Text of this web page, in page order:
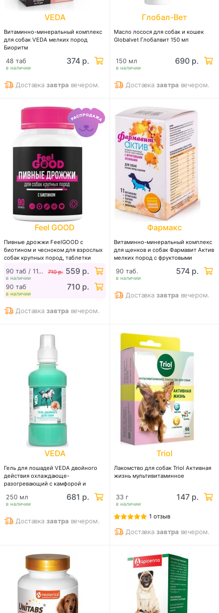
VEDA
Витаминно-минеральный комплекс
для собак VEDA мелких пород
Биоритм
в наличии
48 таб 374 р.
Доставказавтра вечером.
Глобал-Вет
Масло лосося для собак и кошек
Globalvet Глобалвит 150 мл
в наличии
150 мл 690 р.
Доставказавтра вечером.
Feel GOOD
Пивные дрожжи FeelGOOD с
биотином и чесноком для взрослых
собак крупных пород, таблетки
в наличии
90 таб / 11.2024 г 710 р. 559 р.
в наличии
90 таб 710 р.
Доставказавтра вечером.
Фармакс
Витаминно-минеральный комплекс
для щенков и собак Фармавит Актив
мелких пород с фруктовыми
в наличии
90 таб. 574 р.
Доставказавтра вечером.
VEDA
Гель для лошадей VEDA двойного
действия охлаждающе-
разогревающий с камфорой и
в наличии
250 мл 681 р.
Доставказавтра вечером.
Triol
Лакомство для собак Triol Активная
жизнь мультивитаминное
в наличии
33 г 147 р.
1 отзыв
Доставказавтра вечером.